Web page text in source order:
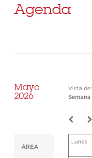
Agenda
Mayo
2026
Vista de:
Semana
ÁREA
Lunes